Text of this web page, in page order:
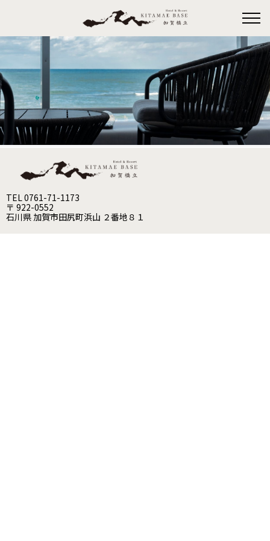
TEL 0761-71-1173
〒 922-0552
石川県 加賀市田尻町浜山 ２番地８１